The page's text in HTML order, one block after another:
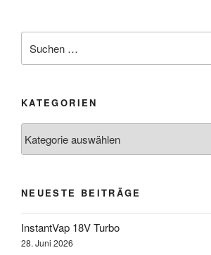
nach:
KATEGORIEN
NEUESTE BEITRÄGE
InstantVap 18V Turbo
28. Juni 2026